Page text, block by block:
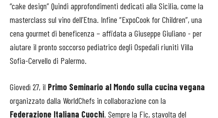
“cake design” Quindi approfondimenti dedicati alla Sicilia, come la
masterclass sul vino dell’Etna. Infine “ExpoCook for Children”, una
cena gourmet di beneficenza – affidata a Giuseppe Giuliano - per
aiutare il pronto soccorso pediatrico degli Ospedali riuniti Villa
Sofia-Cervello di Palermo.
Giovedì 27, il Primo Seminario al Mondo sulla cucina vegana
organizzato dalla WorldChefs in collaborazione con la
Federazione Italiana Cuochi. Sempre la Fic, stavolta del